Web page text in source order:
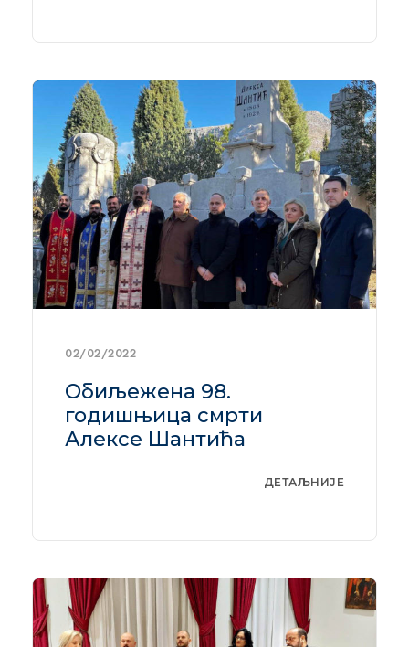
02/02/2022
Обиљежена 98.
годишњица смрти
Алексе Шантића
ДЕТАЉНИЈЕ